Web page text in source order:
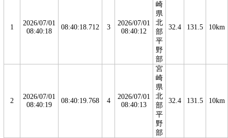
1
2026/07/01
08:40:18
08:40:18.712 3
2026/07/01
08:40:12
崎
県
北
部
平
野
部
32.4 131.5 10km
2
2026/07/01
08:40:19
08:40:19.768 4
2026/07/01
08:40:13
宮
崎
県
北
部
平
野
部
32.4 131.5 10km